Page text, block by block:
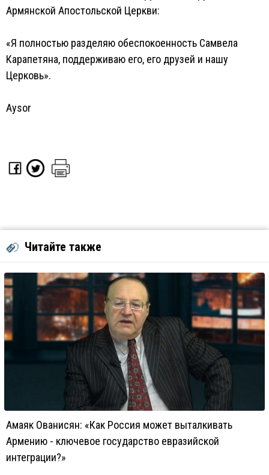
Армянской Апостольской Церкви:
«Я полностью разделяю обеспокоенность Самвела
Карапетяна, поддерживаю его, его друзей и нашу
Церковь».
Aysor
Читайте также
Амаяк Ованисян: «Как Россия может выталкивать
Армению - ключевое государство евразийской
интеграции?»